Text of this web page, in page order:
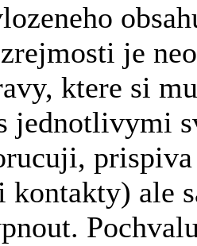
je
ktere si
jednotlivymi
ale